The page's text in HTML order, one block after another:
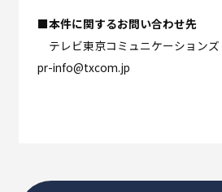
■本件に関するお問い合わせ先
テレビ東京コミュニケーション
pr-info@txcom.jp